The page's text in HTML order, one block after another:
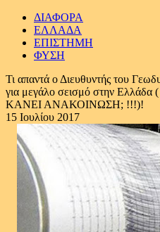
ΔΙΑΦΟΡΑ
ΕΛΛΑΔΑ
ΕΠΙΣΤΗΜΗ
ΦΥΣΗ
Τι απαντά ο Διευθυντής του
για μεγάλο σεισμό στην
ΚΑΝΕΙ ΑΝΑΚΟΙΝΩΣΗ; !!!)!
15 Ιουλίου 2017